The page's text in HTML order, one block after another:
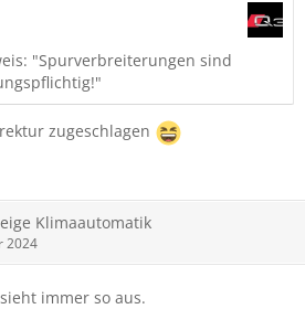
"Spurverbreiterungen sind
zugeschlagen
Klimaautomatik
2024
immer so aus.